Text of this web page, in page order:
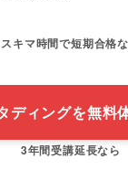
スキマ時間で短期合格
ディングを無料
3年間受講延長なら